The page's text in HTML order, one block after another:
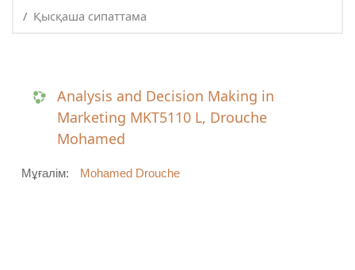
Қысқаша сипаттама
Analysis and Decision Making in
Marketing MKT5110 L, Drouche
Mohamed
Мұғалім: Mohamed Drouche